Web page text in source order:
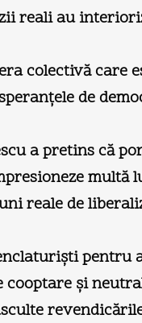
reali au
colectivă care
de
a pretins că
multă
reale de
pentru
şi